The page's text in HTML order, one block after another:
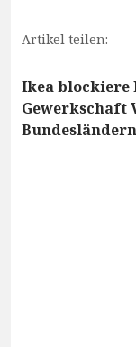
Artikel teilen:
Ikea blockiere
Gewerkschaft